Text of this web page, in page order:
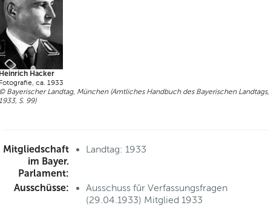
Hacker
ca. 1933
Bayerischer Landtag, München (Amtliches Handbuch des Bayerischen Landtags,
S. 99)
Mitgliedschaft
im Bayer.
Parlament:
Landtag: 1933
Ausschüsse:
Ausschuss für Verfassungsfragen
(29.04.1933) Mitglied 1933